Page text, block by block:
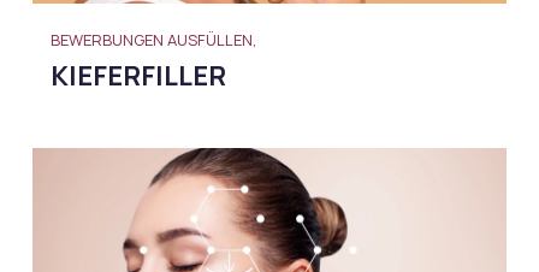
BEWERBUNGEN AUSFÜLLEN,
KIEFERFILLER